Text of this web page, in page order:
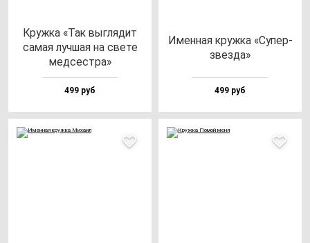
Круж­ка «Так выг­ля­дит
са­мая луч­шая на све­те
мед­сес­тра»
499 руб
Имен­ная круж­ка «Супер­
звез­да»
499 руб